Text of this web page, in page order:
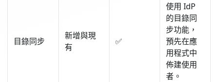
目錄同步
新增與現
有
✅
使用 IdP
的目錄同
步功能，
預先在應
用程式中
佈建使用
者。